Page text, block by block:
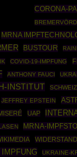
CORONA-
MRNA
BUSTOUR
COVID-19-IMPFUNG
ANTHONY FAUCI
INSTITUT SCHWEIZ
JEFFREY EPSTEIN
UAP
MRNA-
WIDERSTAND
IMPFUNG UKRAINE-